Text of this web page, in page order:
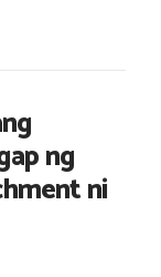
ng
ni